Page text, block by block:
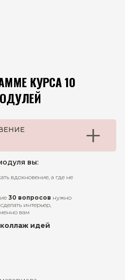
КУРСА 10
+
вы:
вдохновение, а где не
идей
30 вопросов нужно
интерьер,
вам